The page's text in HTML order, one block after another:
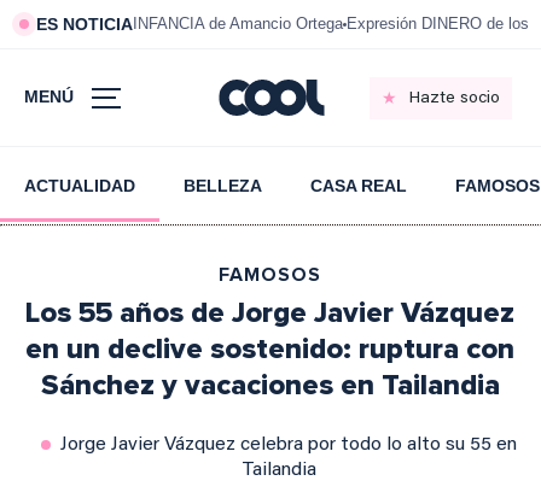
ES NOTICIA INFANCIA de Amancio Ortega Expresión DINERO de los
MENÚ Hazte socio
ACTUALIDAD BELLEZA CASA REAL FAMOSOS
FAMOSOS
Los 55 años de Jorge Javier Vázquez
en un declive sostenido: ruptura con
Sánchez y vacaciones en Tailandia
Jorge Javier Vázquez celebra por todo lo alto su 55 en
Tailandia